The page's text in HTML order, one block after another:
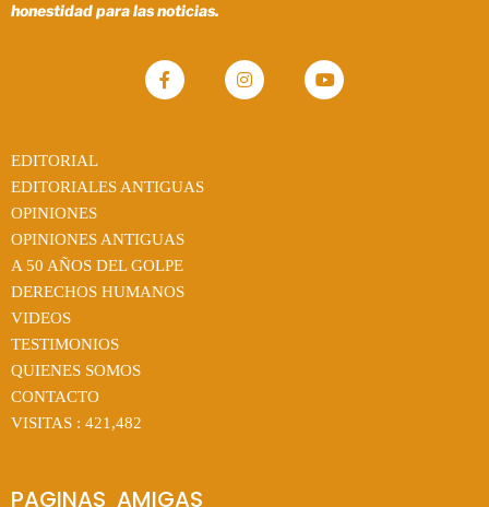
honestidad para las noticias.
EDITORIAL
EDITORIALES ANTIGUAS
OPINIONES
OPINIONES ANTIGUAS
A 50 AÑOS DEL GOLPE
DERECHOS HUMANOS
VIDEOS
TESTIMONIOS
QUIENES SOMOS
CONTACTO
VISITAS : 421,482
PAGINAS  AMIGAS